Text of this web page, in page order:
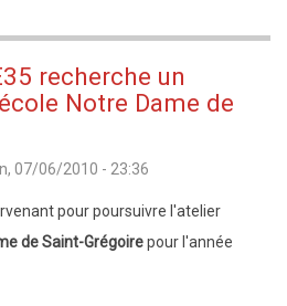
recherche un
Notre Dame de
07/06/2010 - 23:36
pour poursuivre l'atelier
de Saint-Grégoirepour l'année